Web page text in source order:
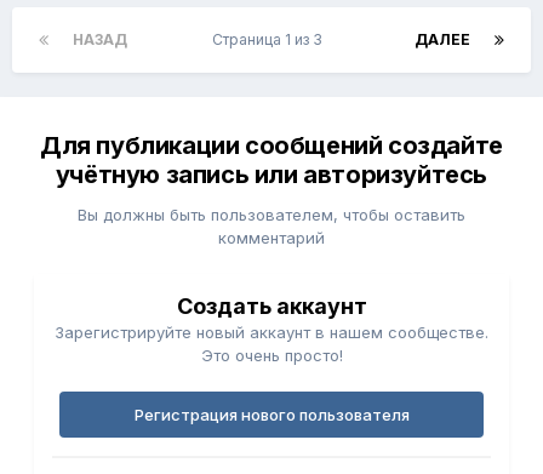
НАЗАД ДАЛЕЕ
Страница 1 из 3
Для публикации сообщений создайте
учётную запись или авторизуйтесь
Вы должны быть пользователем, чтобы оставить
комментарий
Создать аккаунт
Зарегистрируйте новый аккаунт в нашем сообществе.
Это очень просто!
Регистрация нового пользователя